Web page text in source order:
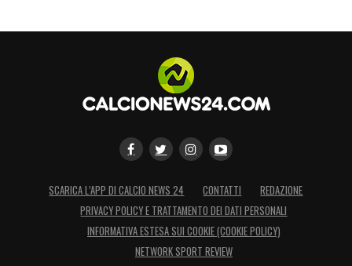
SCARICA L’APP DI CALCIO NEWS 24 CONTATTI
REDAZIONE
PRIVACY POLICY E TRATTAMENTO DEI DATI PERSONALI
INFORMATIVA ESTESA SUI COOKIE (COOKIE POLICY)
NETWORK SPORT REVIEW